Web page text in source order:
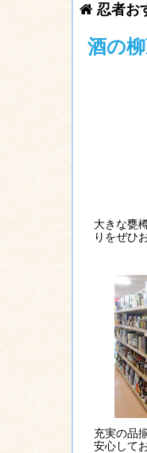
忍者お
酒の
大きな甕
りをぜひ
充実の品
安心して